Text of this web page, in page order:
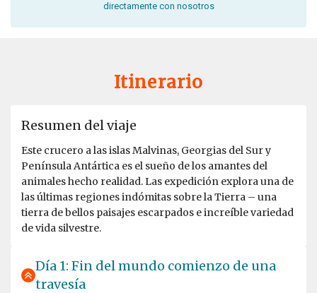
directamente con nosotros
Itinerario
Resumen del viaje
Este crucero a las islas Malvinas, Georgias del Sur y
Península Antártica es el sueño de los amantes del
animales hecho realidad. Las expedición explora una de
las últimas regiones indómitas sobre la Tierra – una
tierra de bellos paisajes escarpados e increíble variedad
de vida silvestre.
Día 1: Fin del mundo comienzo de una
travesía